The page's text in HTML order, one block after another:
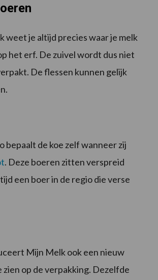
weet je altijd precies waar je melk
het erf. De zuivel wordt dus niet
De flessen kunnen gelijk
bepaalt de koe zelf wanneer zij
. Deze boeren zitten verspreid
een boer in de regio die verse
Mijn Melk ook een nieuw
op de verpakking. Dezelfde